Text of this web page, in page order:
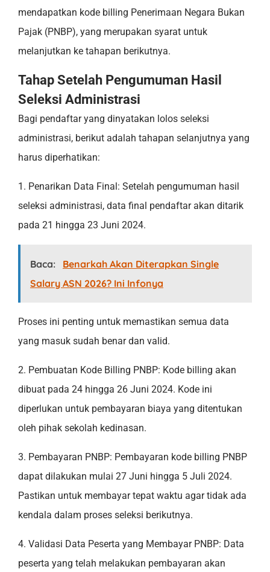
mendapatkan kode billing Penerimaan Negara Bukan
Pajak (PNBP), yang merupakan syarat untuk
melanjutkan ke tahapan berikutnya.
Tahap Setelah Pengumuman Hasil
Seleksi Administrasi
Bagi pendaftar yang dinyatakan lolos seleksi
administrasi, berikut adalah tahapan selanjutnya yang
harus diperhatikan:
1. Penarikan Data Final: Setelah pengumuman hasil
seleksi administrasi, data final pendaftar akan ditarik
pada 21 hingga 23 Juni 2024.
Baca:
Benarkah Akan Diterapkan Single
Salary ASN 2026? Ini Infonya
Proses ini penting untuk memastikan semua data
yang masuk sudah benar dan valid.
2. Pembuatan Kode Billing PNBP: Kode billing akan
dibuat pada 24 hingga 26 Juni 2024. Kode ini
diperlukan untuk pembayaran biaya yang ditentukan
oleh pihak sekolah kedinasan.
3. Pembayaran PNBP: Pembayaran kode billing PNBP
dapat dilakukan mulai 27 Juni hingga 5 Juli 2024.
Pastikan untuk membayar tepat waktu agar tidak ada
kendala dalam proses seleksi berikutnya.
4. Validasi Data Peserta yang Membayar PNBP: Data
peserta yang telah melakukan pembayaran akan